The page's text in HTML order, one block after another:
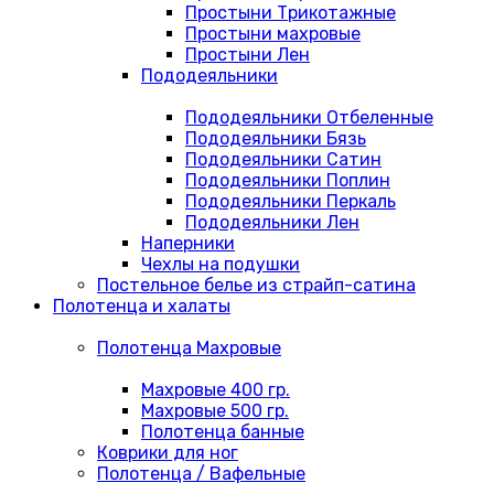
Простыни Трикотажные
Простыни махровые
Простыни Лен
Пододеяльники
Пододеяльники Отбеленные
Пододеяльники Бязь
Пододеяльники Сатин
Пододеяльники Поплин
Пододеяльники Перкаль
Пододеяльники Лен
Наперники
Чехлы на подушки
Постельное белье из страйп-сатина
Полотенца и халаты
Полотенца Махровые
Махровые 400 гр.
Махровые 500 гр.
Полотенца банные
Коврики для ног
Полотенца / Вафельные